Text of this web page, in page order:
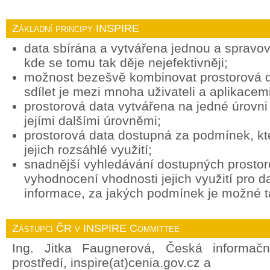
Základní principy INSPIRE
data sbírána a vytvářena jednou a
kde se tomu tak děje nejefektivněji;
možnost bezešvě kombinovat prostorová
sdílet je mezi mnoha uživateli a
prostorová data vytvářena na jedné
jejími dalšími úrovněmi;
prostorová data dostupná za podmínek,
jejich rozsáhlé využití;
snadnější vyhledávání dostupných
vyhodnocení vhodnosti jejich využití pro
informace, za jakých podmínek je možné
Zástupci ČR v INSPIRE Committee
Ing. Jitka Faugnerová, Česká
prostředí, inspire(at)cenia.gov.cz a